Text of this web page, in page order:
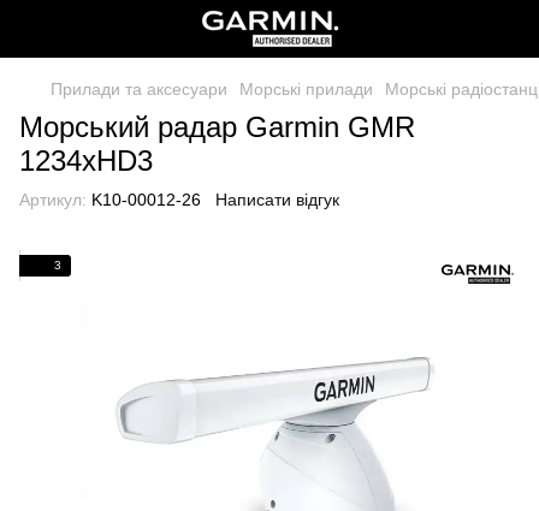
Прилади та аксесуари Морські прилади Морські
Морський радар Garmin GMR
1234хHD3
Артикул: K10-00012-26 Написати відгук
3